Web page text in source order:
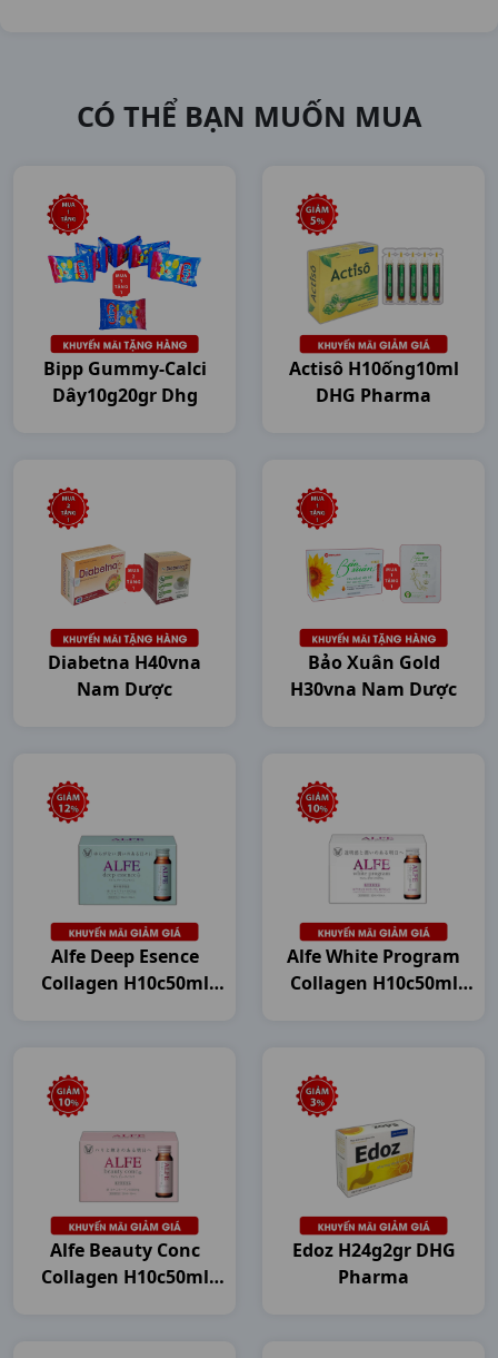
CÓ THỂ BẠN MUỐN MUA
Bipp Gummy-Calci
Dây10g20gr Dhg
Actisô H10ống10ml
DHG Pharma
Diabetna H40vna
Nam Dược
Bảo Xuân Gold
H30vna Nam Dược
Alfe Deep Esence
Collagen H10c50ml
Alfe White Program
Collagen H10c50ml
Alfe Beauty Conc
Collagen H10c50ml
Edoz H24g2gr DHG
Pharma